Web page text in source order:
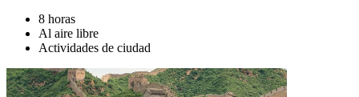
8 horas
Al aire libre
Actividades de ciudad